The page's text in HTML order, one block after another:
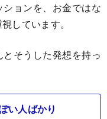
ョンを、お金ではな
しています。
そうした発想を持っ
い人ばかり